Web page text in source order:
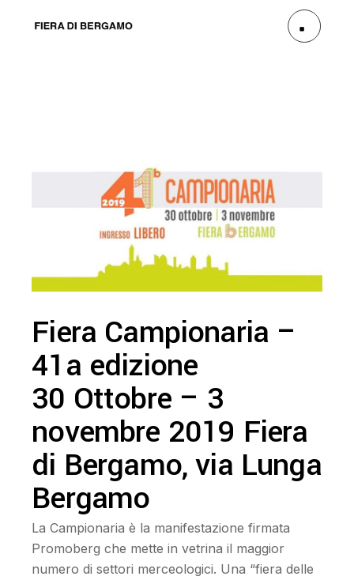
Fiera Campionaria –
41a edizione
30 Ottobre – 3
novembre 2019 Fiera
di Bergamo, via Lunga
Bergamo
La Campionaria è la manifestazione firmata
Promoberg che mette in vetrina il maggior
numero di settori merceologici. Una “fiera delle